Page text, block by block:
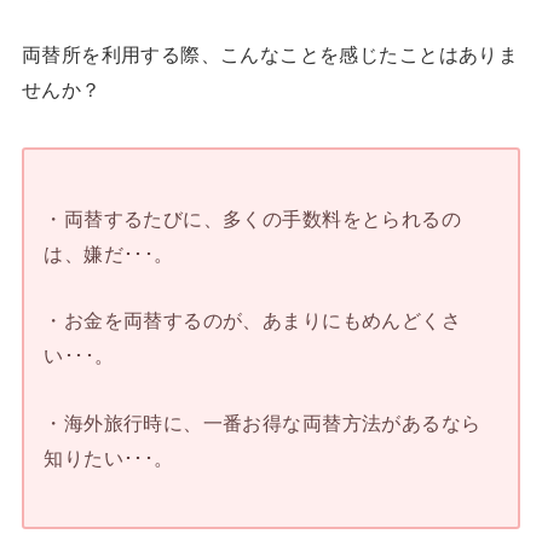
両替所を利用する際、こんなことを感じたことはありま
せんか？
・両替するたびに、多くの手数料をとられるの
は、嫌だ･･･。
・お金を両替するのが、あまりにもめんどくさ
い･･･。
・海外旅行時に、一番お得な両替方法があるなら
知りたい･･･。